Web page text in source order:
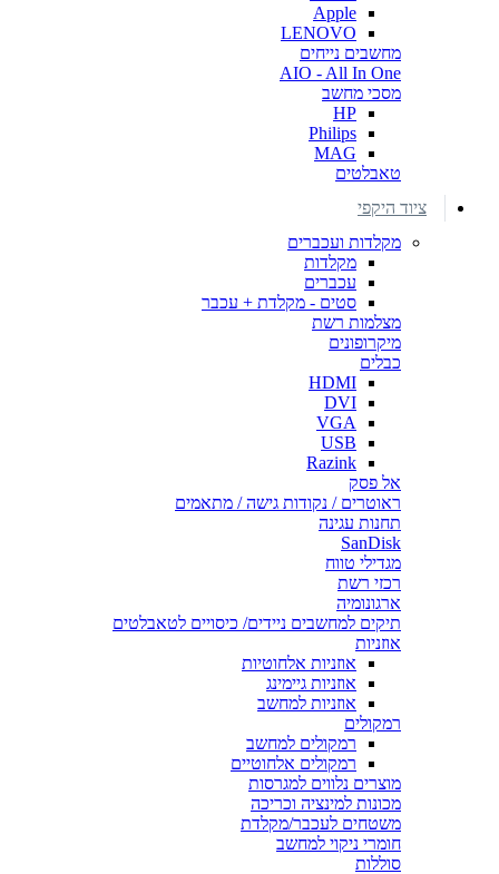
Apple
LENOVO
מחשבים נייחים
AIO - All In One
מסכי מחשב
HP
Philips
MAG
טאבלטים
ציוד היקפי
מקלדות ועכברים
מקלדות
עכברים
סטים - מקלדת + עכבר
מצלמות רשת
מיקרופונים
כבלים
HDMI
DVI
VGA
USB
Razink
אל פסק
ראוטרים / נקודות גישה / מתאמים
תחנות עגינה
SanDisk
מגדילי טווח
רכזי רשת
ארגונומיה
תיקים למחשבים ניידים/ כיסויים לטאבלטים
אוזניות
אוזניות אלחוטיות
אוזניות גיימינג
אוזניות למחשב
רמקולים
רמקולים למחשב
רמקולים אלחוטיים
מוצרים נלווים למגרסות
מכונות למינציה וכריכה
משטחים לעכבר/מקלדת
חומרי ניקוי למחשב
סוללות